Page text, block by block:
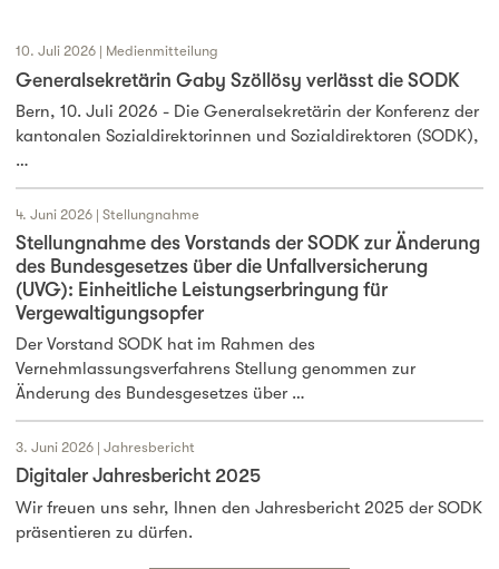
10. Juli 2026 | Medienmitteilung
Generalsekretärin Gaby Szöllösy verlässt die SODK
Bern, 10. Juli 2026 - Die Generalsekretärin der Konferenz der
kantonalen Sozialdirektorinnen und Sozialdirektoren (SODK),
…
4. Juni 2026 | Stellungnahme
Stellungnahme des Vorstands der SODK zur Änderung
des Bundesgesetzes über die Unfallversicherung
(UVG): Einheitliche Leistungserbringung für
Vergewaltigungsopfer
Der Vorstand SODK hat im Rahmen des
Vernehmlassungsverfahrens Stellung genommen zur
Änderung des Bundesgesetzes über …
3. Juni 2026 | Jahresbericht
Digitaler Jahresbericht 2025
Wir freuen uns sehr, Ihnen den Jahresbericht 2025 der SODK
präsentieren zu dürfen.